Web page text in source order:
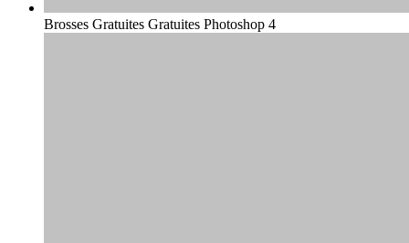
Brosses Gratuites Gratuites Photoshop 4